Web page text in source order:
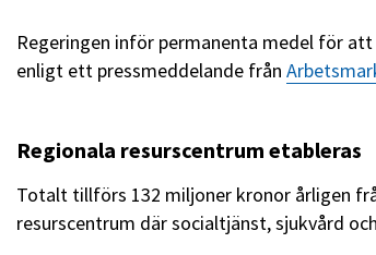
Regeringen inför permanenta medel för
enligt ett pressmeddelande från
Regionala resurscentrum etableras
Totalt tillförs 132 miljoner kronor årligen
resurscentrum där socialtjänst, sjukvård